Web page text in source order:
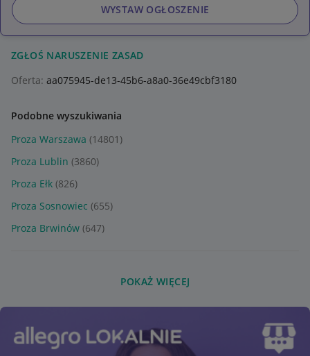
WYSTAW OGŁOSZENIE
ZGŁOŚ NARUSZENIE ZASAD
Oferta: aa075945-de13-45b6-a8a0-36e49cbf3180
Podobne wyszukiwania
Proza Warszawa (14801)
Proza Lublin (3860)
Proza Ełk (826)
Proza Sosnowiec (655)
Proza Brwinów (647)
POKAŻ WIĘCEJ